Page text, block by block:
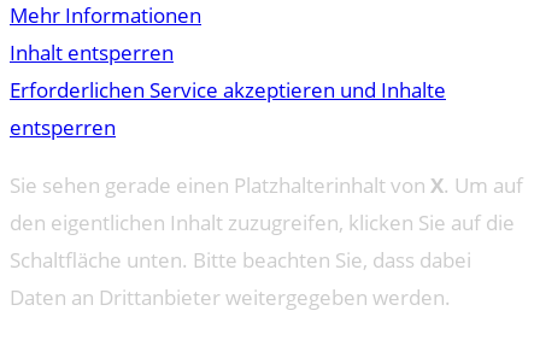
Mehr Informationen
Inhalt entsperren
Erforderlichen Service akzeptieren und Inhalte
entsperren
Sie sehen gerade einen Platzhalterinhalt von X. Um auf
den eigentlichen Inhalt zuzugreifen, klicken Sie auf die
Schaltfläche unten. Bitte beachten Sie, dass dabei
Daten an Drittanbieter weitergegeben werden.